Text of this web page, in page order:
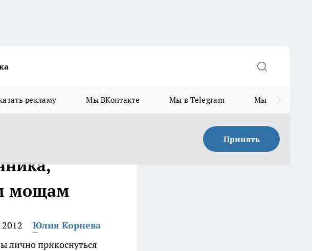
рекламу Мы ВКонтакте Мы в Telegram Мы в MAX
Принять
мощам
Юлия Корнева
лично прикоснуться